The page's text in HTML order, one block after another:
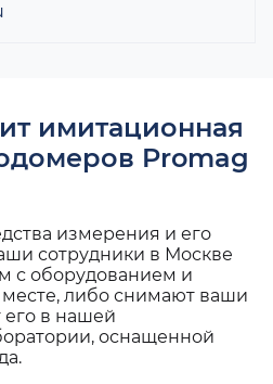
имитационная
Promag
измерения и его
сотрудники в Москве
с оборудованием и
либо снимают ваши
в нашей
оснащенной